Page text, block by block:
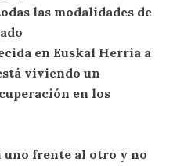
las modalidades de
en Euskal Herria a
viviendo un
en los
uno frente al otro y no